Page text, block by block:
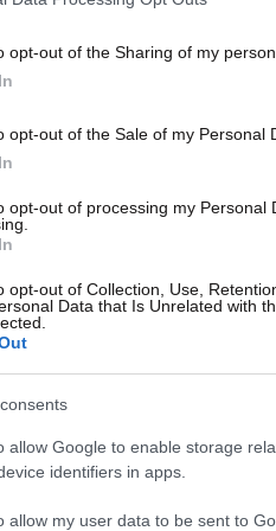
opt-out of the Sharing of my
opt-out of the Sale of my Personal
opt-out of processing my Personal
opt-out of Collection, Use,
Data that Is Unrelated with
allow Google to enable storage
identifiers in apps.
allow my user data to be sent to